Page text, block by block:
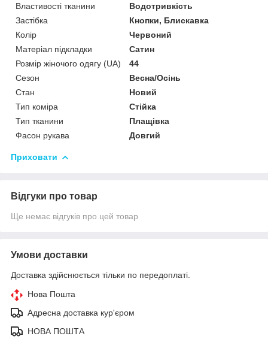
Властивості тканини
Водотривкість
Застібка
Кнопки, Блискавка
Колір
Червоний
Матеріал підкладки
Сатин
Розмір жіночого одягу (UA)
44
Сезон
Весна/Осінь
Стан
Новий
Тип коміра
Стійка
Тип тканини
Плащівка
Фасон рукава
Довгий
Приховати
Відгуки про товар
Ще немає відгуків про цей товар
Умови доставки
Доставка здійснюється тільки по передоплаті.
Нова Пошта
Адресна доставка кур'єром
НОВА ПОШТА